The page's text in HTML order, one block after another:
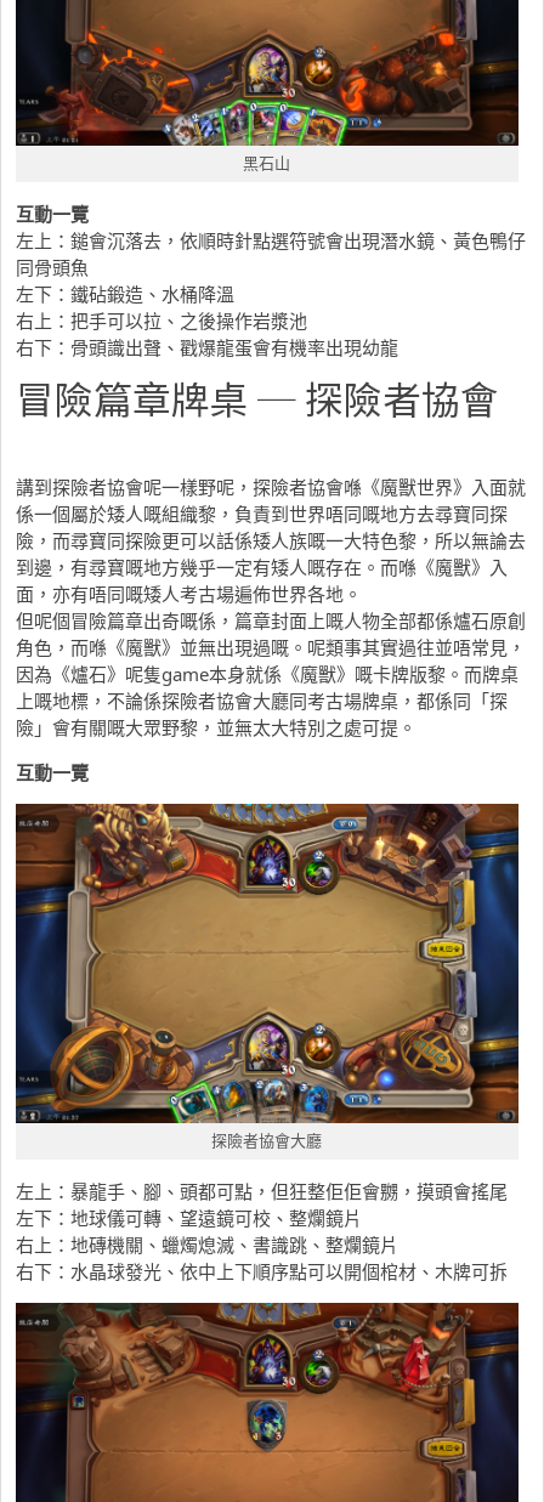
黑石山
互動一覽
左上：鎚會沉落去，依順時針點選符號會出現潛水鏡、黃色鴨仔
同骨頭魚
左下：鐵砧鍛造、水桶降溫
右上：把手可以拉、之後操作岩漿池
右下：骨頭識出聲、戳爆龍蛋會有機率出現幼龍
冒險篇章牌桌 ─ 探險者協會
講到探險者協會呢一樣野呢，探險者協會喺《魔獸世界》入面就
係一個屬於矮人嘅組織黎，負責到世界唔同嘅地方去尋寶同探
險，而尋寶同探險更可以話係矮人族嘅一大特色黎，所以無論去
到邊，有尋寶嘅地方幾乎一定有矮人嘅存在。而喺《魔獸》入
面，亦有唔同嘅矮人考古場遍佈世界各地。
但呢個冒險篇章出奇嘅係，篇章封面上嘅人物全部都係爐石原創
角色，而喺《魔獸》並無出現過嘅。呢類事其實過往並唔常見，
因為《爐石》呢隻game本身就係《魔獸》嘅卡牌版黎。而牌桌
上嘅地標，不論係探險者協會大廳同考古場牌桌，都係同「探
險」會有關嘅大眾野黎，並無太大特別之處可提。
互動一覽
探險者協會大廳
左上：暴龍手、腳、頭都可點，但狂整佢佢會嬲，摸頭會搖尾
左下：地球儀可轉、望遠鏡可校、整爛鏡片
右上：地磚機關、蠟燭熄滅、書識跳、整爛鏡片
右下：水晶球發光、依中上下順序點可以開個棺材、木牌可拆